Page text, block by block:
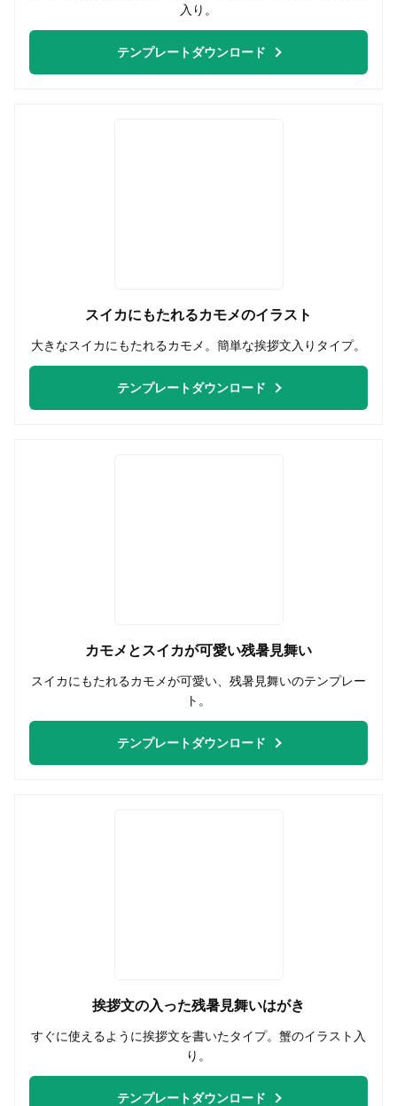
入り。
テンプレートダウンロード
スイカにもたれるカモメのイラスト
大きなスイカにもたれるカモメ。簡単な挨拶文入りタイプ。
テンプレートダウンロード
カモメとスイカが可愛い残暑見舞い
スイカにもたれるカモメが可愛い、残暑見舞いのテンプレー
ト。
テンプレートダウンロード
挨拶文の入った残暑見舞いはがき
すぐに使えるように挨拶文を書いたタイプ。蟹のイラスト入
り。
テンプレートダウンロード